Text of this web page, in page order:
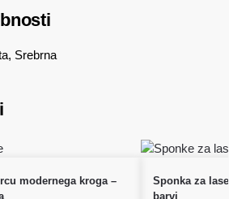
Srebrna
modernega kroga –
Sponka za
barvi